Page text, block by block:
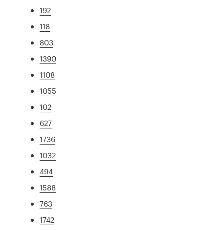
192
118
803
1390
1108
1055
102
627
1736
1032
494
1588
763
1742